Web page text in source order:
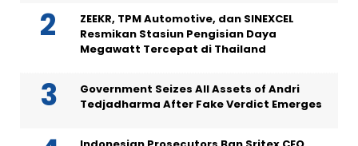
ZEEKR, TPM Automotive, dan SINEXCEL
Resmikan Stasiun Pengisian Daya
Megawatt Tercepat di Thailand
Government Seizes All Assets of Andri
Tedjadharma After Fake Verdict Emerges